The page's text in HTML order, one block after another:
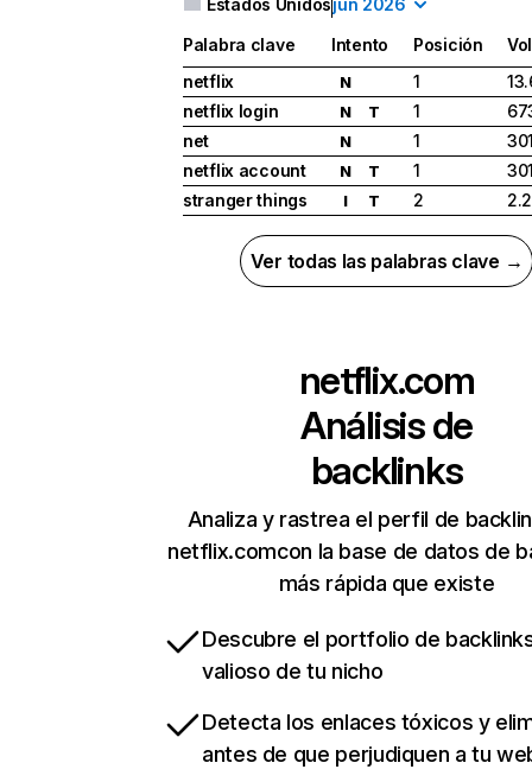
Estados Unidosjun 2026
Palabra clave Intento Posición
netflix
N 1
netflix login
N T 1
net
N 1
netflix account
N T 1
stranger things
I T 2
Ver todas las palabras clave →
netflix.com
Análisis de
backlinks
Analiza y rastrea el perfil de
netflix.comcon la base de datos de
más rápida que existe
Descubre el portfolio de
valioso de tu nicho
Detecta los enlaces tóxicos y
antes de que perjudiquen a tu